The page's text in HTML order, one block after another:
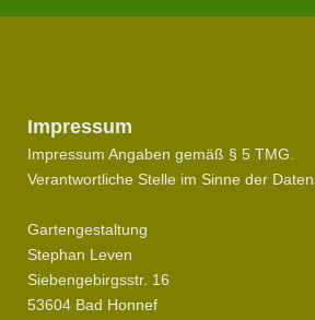
Impressum
Impressum Angaben gemäß § 5 TMG.
Verantwortliche Stelle im Sinne der
Gartengestaltung
Stephan Leven
Siebengebirgsstr. 16
53604 Bad Honnef